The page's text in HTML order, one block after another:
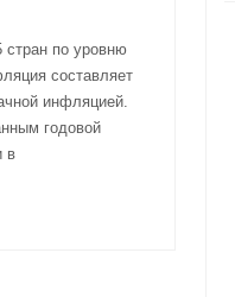
стран по уровню
составляет
инфляцией.
годовой
в